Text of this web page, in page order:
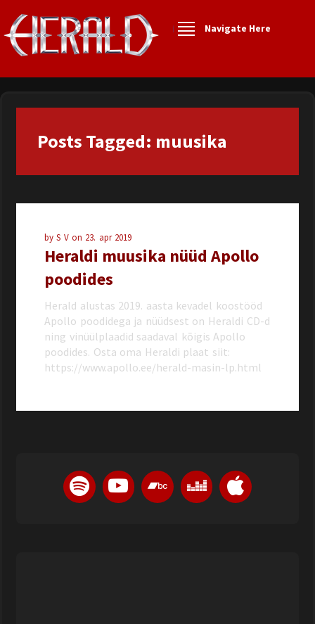
Navigate Here
Posts Tagged: muusika
byS V on 23. apr 2019
Heraldi muusika nüüd Apollo
poodides
Herald alustas 2019. aasta kevadel koostööd
Apollo poodidega ja nüüdsest on Heraldi CD-d
ning vinüülplaadid saadaval kõigis Apollo
poodides. Osta oma Heraldi plaat siit:
https://www.apollo.ee/herald-masin-lp.html